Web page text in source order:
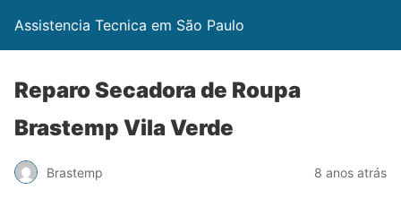
Assistencia Tecnica em São Paulo
Reparo Secadora de Roupa
Brastemp Vila Verde
Brastemp 8 anos atrás